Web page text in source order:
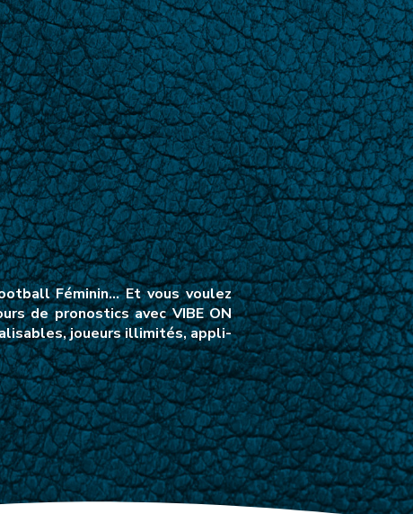
Féminin… Et vous voulez
de pronostics avec VIBE ON
joueurs illimités, appli-